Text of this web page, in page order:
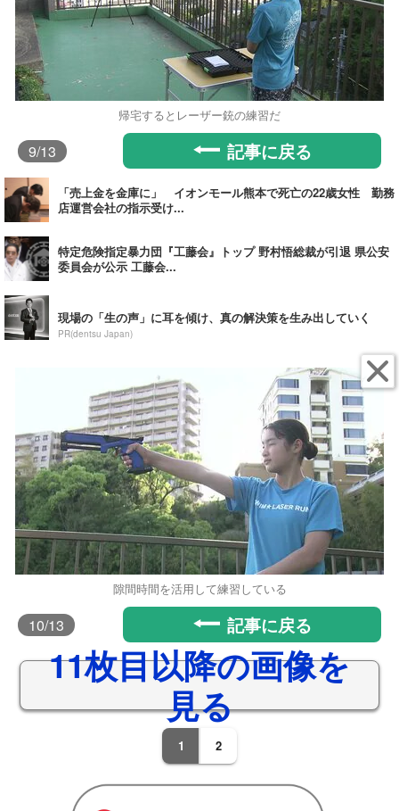
帰宅するとレーザー銃の練習だ
9/13 記事に戻る
「売上金を金庫に」 イオンモール熊本で死亡の22歳女性 勤務
店運営会社の指示受け...
特定危険指定暴力団『工藤会』トップ 野村悟総裁が引退 県公安
委員会が公示 工藤会...
現場の「生の声」に耳を傾け、真の解決策を生み出していく
PR(dentsu Japan)
隙間時間を活用して練習している
10/13 記事に戻る
11枚目以降の画像を
見る
1 2